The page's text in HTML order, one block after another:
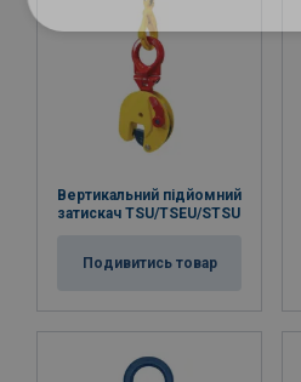
Вертикальний підйомний
затискач TSU/TSEU/STSU
Подивитись товар